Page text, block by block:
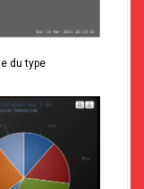
du type